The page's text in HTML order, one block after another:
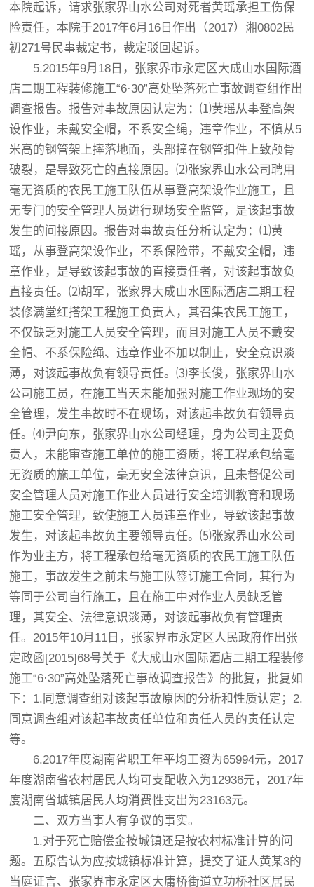
本院起诉，请求张家界山水公司对死者黄瑶承担工伤保
险责任，本院于2017年6月16日作出（2017）湘0802民
初271号民事裁定书，裁定驳回起诉。
5.2015年9月18日，张家界市永定区大成山水国际酒
店二期工程装修施工“6·30”高处坠落死亡事故调查组作出
调查报告。报告对事故原因认定为：⑴黄瑶从事登高架
设作业，未戴安全帽，不系安全绳，违章作业，不慎从5
米高的钢管架上摔落地面，头部撞在钢管扣件上致颅骨
破裂，是导致死亡的直接原因。⑵张家界山水公司聘用
毫无资质的农民工施工队伍从事登高架设作业施工，且
无专门的安全管理人员进行现场安全监管，是该起事故
发生的间接原因。报告对事故责任分析认定为：⑴黄
瑶，从事登高架设作业，不系保险带，不戴安全帽，违
章作业，是导致该起事故的直接责任者，对该起事故负
直接责任。⑵胡军，张家界大成山水国际酒店二期工程
装修满堂红搭架工程施工负责人，其召集农民工施工，
不仅缺乏对施工人员安全管理，而且对施工人员不戴安
全帽、不系保险绳、违章作业不加以制止，安全意识淡
薄，对该起事故负有领导责任。⑶李长俊，张家界山水
公司施工员，在施工当天未能加强对施工作业现场的安
全管理，发生事故时不在现场，对该起事故负有领导责
任。⑷尹向东，张家界山水公司经理，身为公司主要负
责人，未能审查施工单位的施工资质，将工程承包给毫
无资质的施工单位，毫无安全法律意识，且未督促公司
安全管理人员对施工作业人员进行安全培训教育和现场
施工安全管理，致使施工人员违章作业，导致该起事故
发生，对该起事故负主要领导责任。⑸张家界山水公司
作为业主方，将工程承包给毫无资质的农民工施工队伍
施工，事故发生之前未与施工队签订施工合同，其行为
等同于公司自行施工，且在施工中对作业人员缺乏管
理，其安全、法律意识淡薄，对该起事故负有管理责
任。2015年10月11日，张家界市永定区人民政府作出张
定政函[2015]68号关于《大成山水国际酒店二期工程装修
施工“6·30”高处坠落死亡事故调查报告》的批复，批复如
下：1.同意调查组对该起事故原因的分析和性质认定；2.
同意调查组对该起事故责任单位和责任人员的责任认定
等。
6.2017年度湖南省职工年平均工资为65994元，2017
年度湖南省农村居民人均可支配收入为12936元，2017年
度湖南省城镇居民人均消费性支出为23163元。
二、双方当事人有争议的事实。
1.对于死亡赔偿金按城镇还是按农村标准计算的问
题。五原告认为应按城镇标准计算，提交了证人黄某3的
当庭证言、张家界市永定区大庸桥街道立功桥社区居民